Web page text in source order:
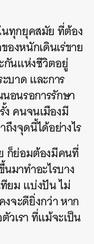
ทุกยุคสมัย ที่ต้อง
งหนักเดินเร่ขาย
กันแห่งชีวิตอยู่
บาด และการ
อนรอการรักษา
คนจนเมืองมี
งจุดนี้ได้อย่างไร
ก็ย่อมต้องมีคนที่
มาทำอะไรบาง
ทียม แบ่งปัน ไม่
งจะดียิ่งกว่า หาก
เรา ที่แม้จะเป็น